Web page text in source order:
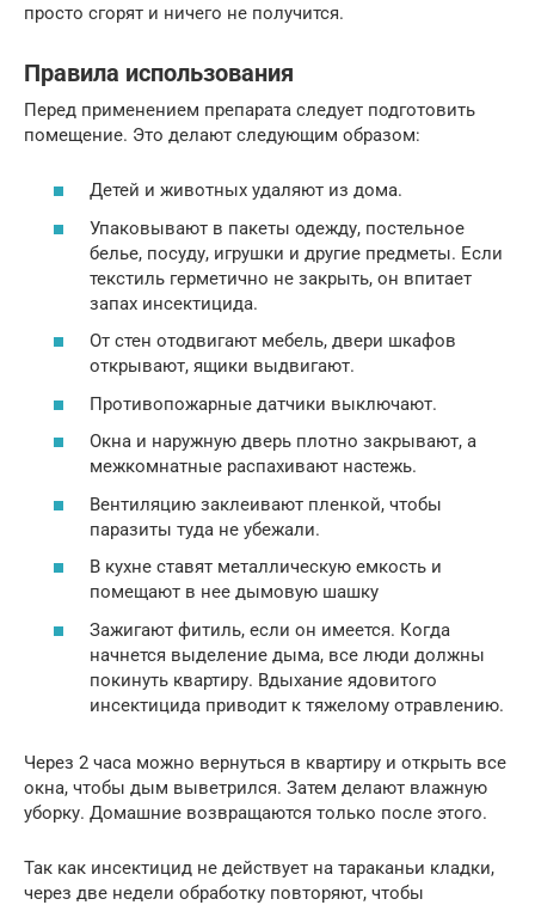
просто сгорят и ничего не получится.
Правила использования
Перед применением препарата следует подготовить
помещение. Это делают следующим образом:
Детей и животных удаляют из дома.
Упаковывают в пакеты одежду, постельное
белье, посуду, игрушки и другие предметы. Если
текстиль герметично не закрыть, он впитает
запах инсектицида.
От стен отодвигают мебель, двери шкафов
открывают, ящики выдвигают.
Противопожарные датчики выключают.
Окна и наружную дверь плотно закрывают, а
межкомнатные распахивают настежь.
Вентиляцию заклеивают пленкой, чтобы
паразиты туда не убежали.
В кухне ставят металлическую емкость и
помещают в нее дымовую шашку
Зажигают фитиль, если он имеется. Когда
начнется выделение дыма, все люди должны
покинуть квартиру. Вдыхание ядовитого
инсектицида приводит к тяжелому отравлению.
Через 2 часа можно вернуться в квартиру и открыть все
окна, чтобы дым выветрился. Затем делают влажную
уборку. Домашние возвращаются только после этого.
Так как инсектицид не действует на тараканьи кладки,
через две недели обработку повторяют, чтобы